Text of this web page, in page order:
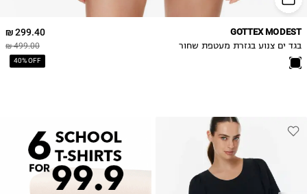
299.40 ₪
499.00 ₪
40% OFF
GOTTEX MODEST
בגד ים צנוע בגזרת מעטפת שחור